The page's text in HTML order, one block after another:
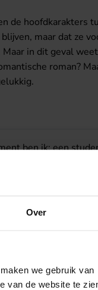
Over
we gebruik van
van de website te
de hoofdkarakters
maar dat ze
in dit geval
roman?
ben ik: een
blogs
expert, maar